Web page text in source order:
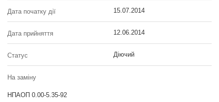
Дата початку дії 15.07.2014
Дата прийняття 12.06.2014
Статус Діючий
На заміну
НПАОП 0.00-5.35-92